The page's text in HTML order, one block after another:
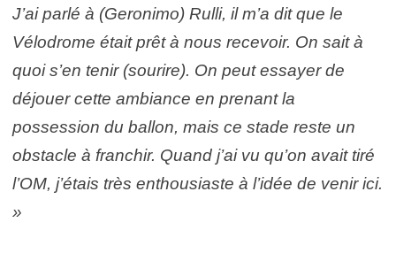
J’ai parlé à (Geronimo) Rulli, il m’a dit que le
Vélodrome était prêt à nous recevoir. On sait à
quoi s’en tenir (sourire). On peut essayer de
déjouer cette ambiance en prenant la
possession du ballon, mais ce stade reste un
obstacle à franchir. Quand j’ai vu qu’on avait tiré
l’OM, j’étais très enthousiaste à l’idée de venir ici.
»